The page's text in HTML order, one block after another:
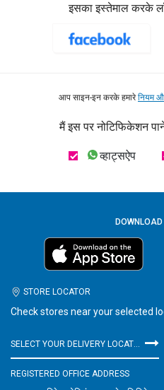
इसका इस्तेमाल करके
आप साइन-इन करके हमारेनियम
मैं इस पर नोटिफिकेशन
व्हाट्सऐप
STORE LOCATOR
Check stores near your selected
SELECT YOUR DELIVERY LOCATION
REGISTERED OFFICE ADDRESS